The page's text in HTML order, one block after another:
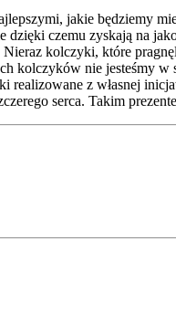
jakie będziemy
dzięki czemu zyskają na
kolczyki, które
kolczyków nie jesteśmy
realizowane z własnej
serca. Takim